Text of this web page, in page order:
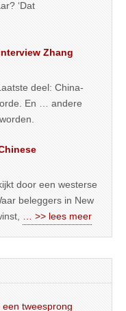
‘Dat
Zhang
deel: China-
En … andere
door een westerse
beleggers in New
… >> lees meer
op een tweesprong